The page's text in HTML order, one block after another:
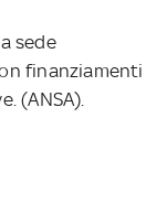
sede
finanziamenti
(ANSA).